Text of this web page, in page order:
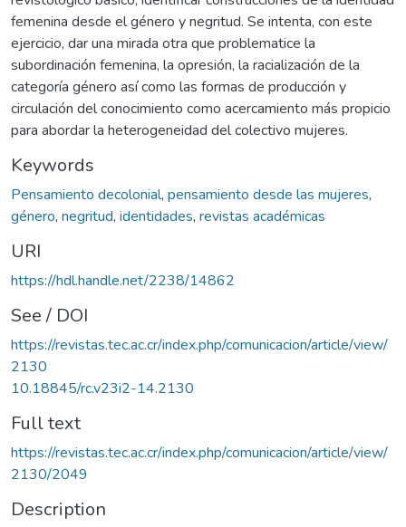
femenina desde el género y negritud. Se intenta, con este
ejercicio, dar una mirada otra que problematice la
subordinación femenina, la opresión, la racialización de la
categoría género así como las formas de producción y
circulación del conocimiento como acercamiento más propicio
para abordar la heterogeneidad del colectivo mujeres.
Keywords
Pensamiento decolonial, pensamiento desde las mujeres,
género, negritud, identidades, revistas académicas
URI
https://hdl.handle.net/2238/14862
See / DOI
https://revistas.tec.ac.cr/index.php/comunicacion/article/view/
2130
10.18845/rc.v23i2-14.2130
Full text
https://revistas.tec.ac.cr/index.php/comunicacion/article/view/
2130/2049
Description